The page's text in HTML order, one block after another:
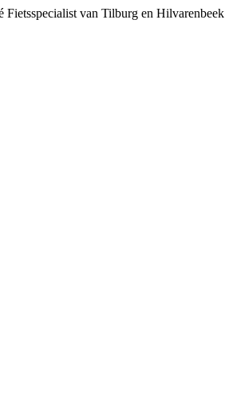
Fietsspecialist van Tilburg en Hilvarenbeek